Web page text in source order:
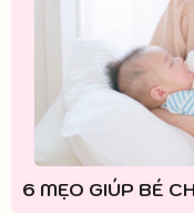
6 MẸO GIÚP BÉ